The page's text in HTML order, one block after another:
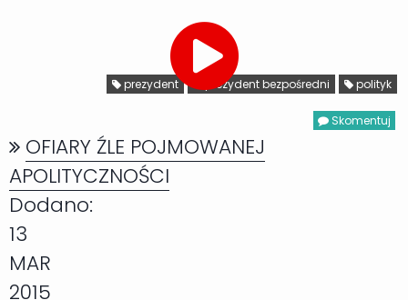
prezydent prezydent bezpośredni polityk
Skomentuj
OFIARY ŹLE POJMOWANEJ
APOLITYCZNOŚCI
Dodano:
13
MAR
2015